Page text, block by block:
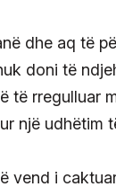
dhe aq të
doni të
të rregulluar
një udhëtim
vend i